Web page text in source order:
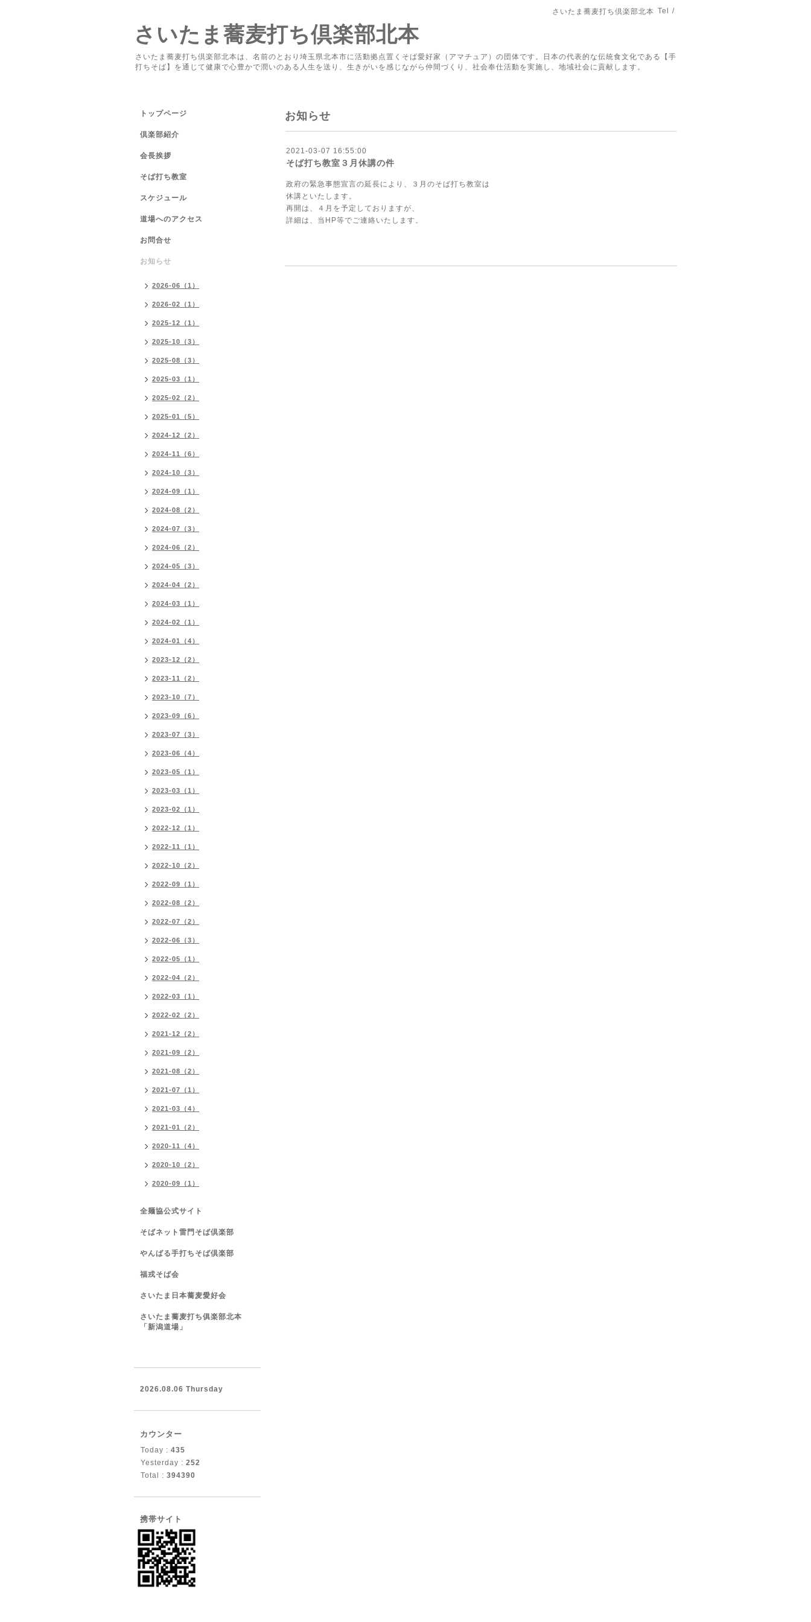
さいたま蕎麦打ち倶楽部北本 Tel /
さいたま蕎麦打ち倶楽部北本
さいたま蕎麦打ち倶楽部北本は、名前のとおり埼玉県北本市に活動拠点置くそば愛好家（アマチュア）の団体です。日本の代表的な伝統食文化である【手
打ちそば】を通じて健康で心豊かで潤いのある人生を送り、生きがいを感じながら仲間づくり、社会奉仕活動を実施し、地域社会に貢献します。
お知らせ
2021-03-07 16:55:00
そば打ち教室３月休講の件
政府の緊急事態宣言の延長により、３月のそば打ち教室は
休講といたします。
再開は、４月を予定しておりますが、
詳細は、当HP等でご連絡いたします。
トップページ
倶楽部紹介
会長挨拶
そば打ち教室
スケジュール
道場へのアクセス
お問合せ
お知らせ
2026-06（1）
2026-02（1）
2025-12（1）
2025-10（3）
2025-08（3）
2025-03（1）
2025-02（2）
2025-01（5）
2024-12（2）
2024-11（6）
2024-10（3）
2024-09（1）
2024-08（2）
2024-07（3）
2024-06（2）
2024-05（3）
2024-04（2）
2024-03（1）
2024-02（1）
2024-01（4）
2023-12（2）
2023-11（2）
2023-10（7）
2023-09（6）
2023-07（3）
2023-06（4）
2023-05（1）
2023-03（1）
2023-02（1）
2022-12（1）
2022-11（1）
2022-10（2）
2022-09（1）
2022-08（2）
2022-07（2）
2022-06（3）
2022-05（1）
2022-04（2）
2022-03（1）
2022-02（2）
2021-12（2）
2021-09（2）
2021-08（2）
2021-07（1）
2021-03（4）
2021-01（2）
2020-11（4）
2020-10（2）
2020-09（1）
全麺協公式サイト
そばネット雷門そば倶楽部
やんばる手打ちそば倶楽部
福戎そば会
さいたま日本蕎麦愛好会
さいたま蕎麦打ち俱楽部北本
「新潟道場」
2026.08.06 Thursday
カウンター
Today : 435
Yesterday : 252
Total : 394390
携帯サイト